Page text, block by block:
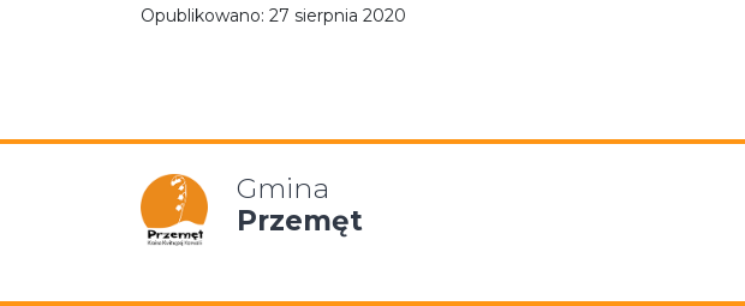
Opublikowano: 27 sierpnia 2020
Gmina
Przemęt